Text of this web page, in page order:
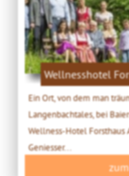
Wellnesshotel
Ein Ort, von dem man
Langenbachtales, bei
Wellness-Hotel Forsthaus
Geniesser...